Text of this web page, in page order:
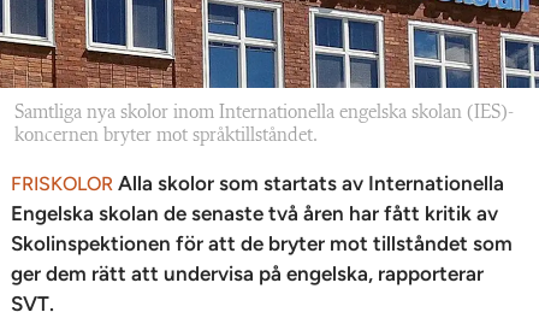
Samtliga nya skolor inom Internationella engelska skolan (IES)-
koncernen bryter mot språktillståndet.
FRISKOLOR Alla skolor som startats av Internationella
Engelska skolan de senaste två åren har fått kritik av
Skolinspektionen för att de bryter mot tillståndet som
ger dem rätt att undervisa på engelska, rapporterar
SVT.